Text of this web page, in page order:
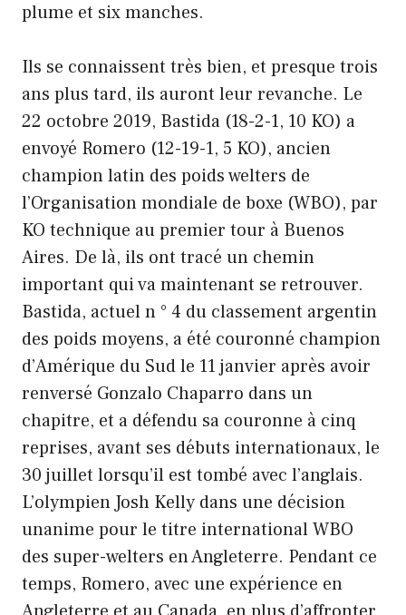
plume et six manches.
Ils se connaissent très bien, et presque trois
ans plus tard, ils auront leur revanche. Le
22 octobre 2019, Bastida (18-2-1, 10 KO) a
envoyé Romero (12-19-1, 5 KO), ancien
champion latin des poids welters de
l’Organisation mondiale de boxe (WBO), par
KO technique au premier tour à Buenos
Aires. De là, ils ont tracé un chemin
important qui va maintenant se retrouver.
Bastida, actuel n ° 4 du classement argentin
des poids moyens, a été couronné champion
d’Amérique du Sud le 11 janvier après avoir
renversé Gonzalo Chaparro dans un
chapitre, et a défendu sa couronne à cinq
reprises, avant ses débuts internationaux, le
30 juillet lorsqu’il est tombé avec l’anglais.
L’olympien Josh Kelly dans une décision
unanime pour le titre international WBO
des super-welters en Angleterre. Pendant ce
temps, Romero, avec une expérience en